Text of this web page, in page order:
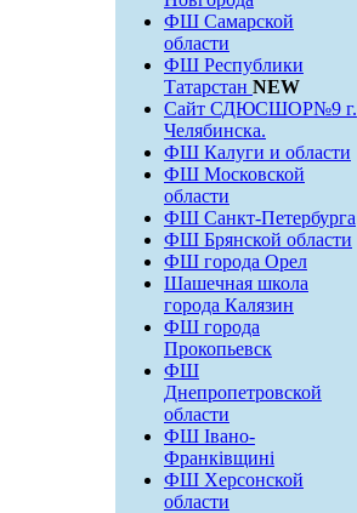
ФШ Самарской
области
ФШ Республики
Татарстан NEW
Сайт СДЮСШОР№9 г.
Челябинска.
ФШ Калуги и области
ФШ Московской
области
ФШ Санкт-Петербурга
ФШ Брянской области
ФШ города Орел
Шашечная школа
города Калязин
ФШ города
Прокопьевск
ФШ
Днепропетровской
области
ФШ Івано-
Франківщині
ФШ Херсонской
области